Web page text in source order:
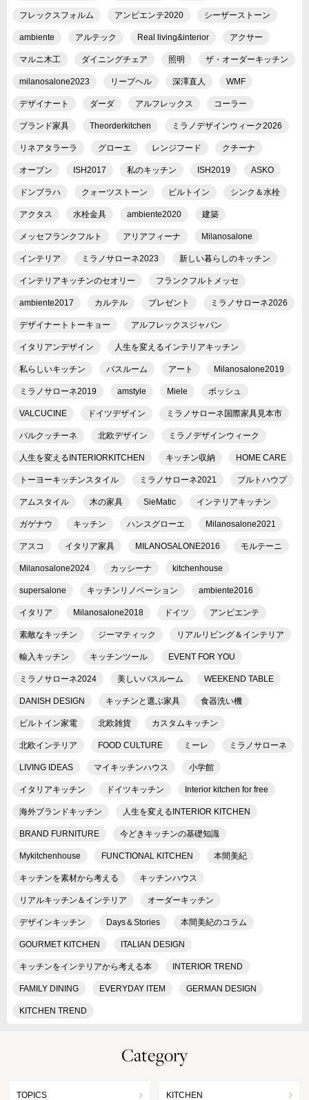
フレックスフォルム アンビエンテ2020 シーザーストーン
ambiente アルテック Real living&interior アクサー
マルニ木工 ダイニングチェア 照明 ザ・オーダーキッチン
milanosalone2023 リープヘル 深澤直人 WMF
デザイナート ダーダ アルフレックス コーラー
ブランド家具 Theorderkitchen ミラノデザインウィーク2026
リネアタラーラ グローエ レンジフード クチーナ
オーブン ISH2017 私のキッチン ISH2019 ASKO
ドンブラハ クォーツストーン ビルトイン シンク＆水栓
アクタス 水栓金具 ambiente2020 建築
メッセフランクフルト アリアフィーナ Milanosalone
インテリア ミラノサローネ2023 新しい暮らしのキッチン
インテリアキッチンのセオリー フランクフルトメッセ
ambiente2017 カルテル プレゼント ミラノサローネ2026
デザイナートトーキョー アルフレックスジャパン
イタリアンデザイン 人生を変えるインテリアキッチン
私らしいキッチン バスルーム アート Milanosalone2019
ミラノサローネ2019 amstyle Miele ボッシュ
VALCUCINE ドイツデザイン ミラノサローネ国際家具見本市
バルクッチーネ 北欧デザイン ミラノデザインウィーク
人生を変えるINTERIORKITCHEN キッチン収納 HOME CARE
トーヨーキッチンスタイル ミラノサローネ2021 ブルトハウプ
アムスタイル 木の家具 SieMatic インテリアキッチン
ガゲナウ キッチン ハンスグローエ Milanosalone2021
アスコ イタリア家具 MILANOSALONE2016 モルテーニ
Milanosalone2024 カッシーナ kitchenhouse
supersalone キッチンリノベーション ambiente2016
イタリア Milanosalone2018 ドイツ アンビエンテ
素敵なキッチン ジーマティック リアルリビング＆インテリア
輸入キッチン キッチンツール EVENT FOR YOU
ミラノサローネ2024 美しいバスルーム WEEKEND TABLE
DANISH DESIGN キッチンと選ぶ家具 食器洗い機
ビルトイン家電 北欧雑貨 カスタムキッチン
北欧インテリア FOOD CULTURE ミーレ ミラノサローネ
LIVING IDEAS マイキッチンハウス 小学館
イタリアキッチン ドイツキッチン Interior kitchen for free
海外ブランドキッチン 人生を変えるINTERIOR KITCHEN
BRAND FURNITURE 今どきキッチンの基礎知識
Mykitchenhouse FUNCTIONAL KITCHEN 本間美紀
キッチンを素材から考える キッチンハウス
リアルキッチン＆インテリア オーダーキッチン
デザインキッチン Days＆Stories 本間美紀のコラム
GOURMET KITCHEN ITALIAN DESIGN
キッチンをインテリアから考える本 INTERIOR TREND
FAMILY DINING EVERYDAY ITEM GERMAN DESIGN
KITCHEN TREND
Category
TOPICS KITCHEN